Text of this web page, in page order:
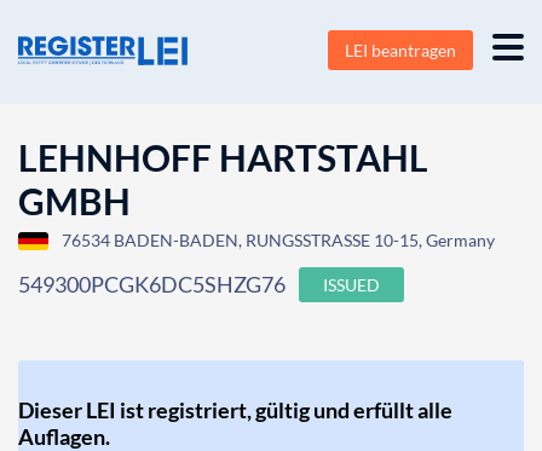
LEI beantragen
LEHNHOFF HARTSTAHL
GMBH
76534 BADEN-BADEN, RUNGSSTRASSE 10-15, Germany
549300PCGK6DC5SHZG76 ISSUED
Dieser LEI ist registriert, gültig und erfüllt alle
Auflagen.